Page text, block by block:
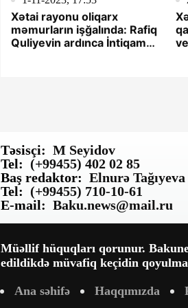
Xətai rayonu oliqarx
məmurların işğalında: Rafiq
Quliyevin ardınca İntiqam
Təsisçi: M Seyidov
Tel: (+99455) 402 02 85
Baş redaktor: Elnurə Tağıyeva
Tel: (+99455) 710-10-61
E-mail: Baku.news@mail.ru
Müəllif hüquqları qorunur.
edildikdə müvafiq keçidin
Ana səhifə Haqqımızda